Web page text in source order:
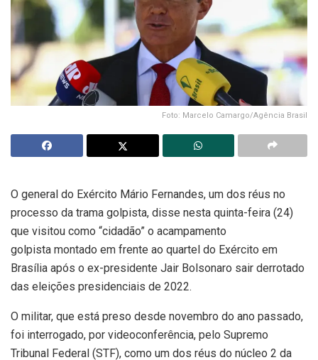
Foto: Marcelo Camargo/Agência Brasil
O general do Exército Mário Fernandes, um dos réus no
processo da trama golpista, disse nesta quinta-feira (24)
que visitou como “cidadão” o acampamento
golpista montado em frente ao quartel do Exército em
Brasília após o ex-presidente Jair Bolsonaro sair derrotado
das eleições presidenciais de 2022.
O militar, que está preso desde novembro do ano passado,
foi interrogado, por videoconferência, pelo Supremo
Tribunal Federal (STF), como um dos réus do núcleo 2 da